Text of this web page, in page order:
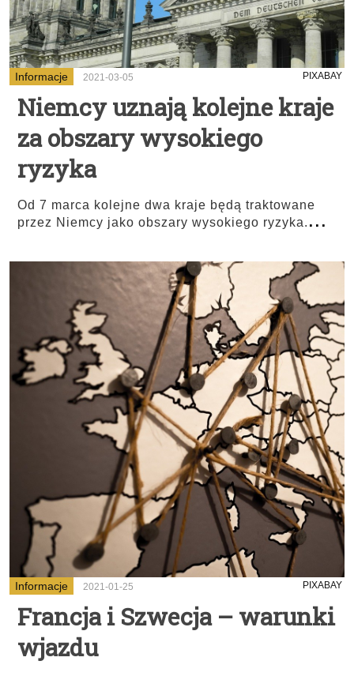
Informacje 2021-03-05 PIXABAY
Niemcy uznają kolejne kraje
za obszary wysokiego
ryzyka
Od 7 marca kolejne dwa kraje będą traktowane
przez Niemcy jako obszary wysokiego ryzyka....
Informacje 2021-01-25 PIXABAY
Francja i Szwecja – warunki
wjazdu